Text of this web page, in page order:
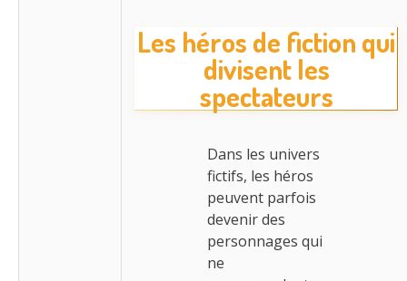
Les héros de fiction qui
divisent les
spectateurs
Dans les univers
fictifs, les héros
peuvent parfois
devenir des
personnages qui
ne